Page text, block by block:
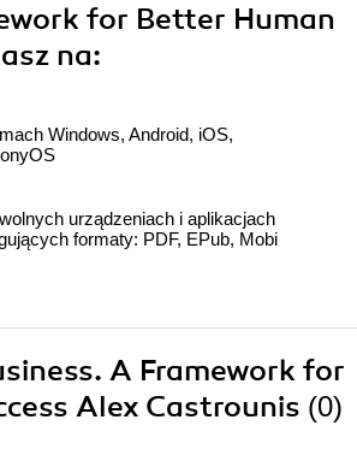
for Better Human
na:
Windows, Android, iOS,
urządzeniach i aplikacjach
formaty: PDF, EPub, Mobi
A Framework for
Alex Castrounis (0)